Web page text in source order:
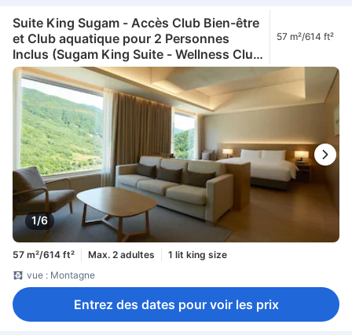
Suite King Sugam - Accès Club Bien-être
et Club aquatique pour 2 Personnes
Inclus (Sugam King Suite - Wellness Club
and Aqua Club Access for 2 Included)
57 m²/614 ft²
1/6
57 m²/614 ft² Max. 2 adultes
1 lit king size
vue : Montagne
Entrez des dates pour voir les prix